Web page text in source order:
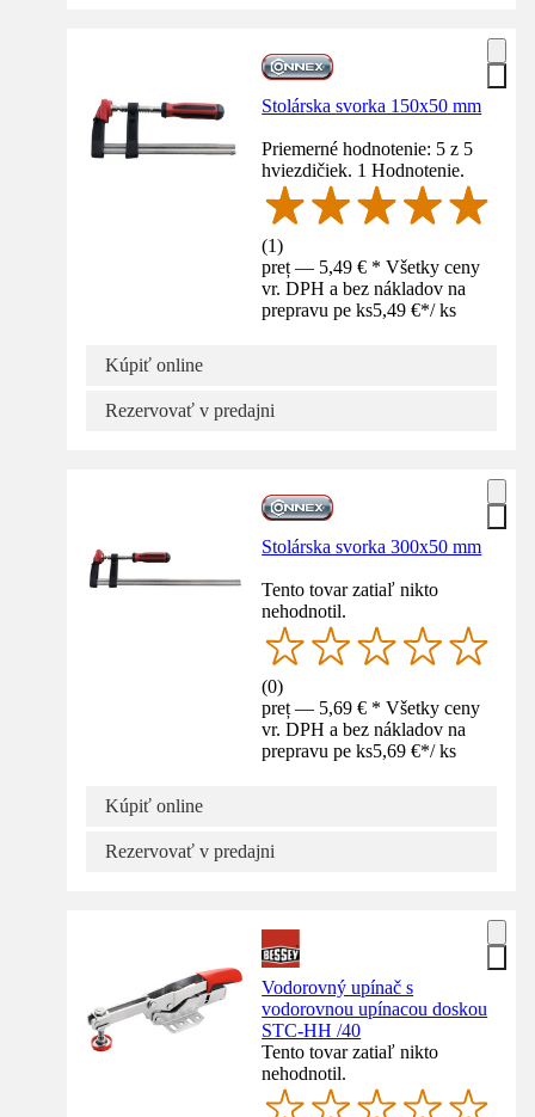
Stolárska svorka 150x50 mm
Priemerné hodnotenie: 5 z 5
hviezdičiek. 1 Hodnotenie.
(1)
preț — 5,49 € * Všetky ceny
vr. DPH a bez nákladov na
prepravu pe ks5,49 €*/ ks
Kúpiť online
Rezervovať v predajni
Stolárska svorka 300x50 mm
Tento tovar zatiaľ nikto
nehodnotil.
(0)
preț — 5,69 € * Všetky ceny
vr. DPH a bez nákladov na
prepravu pe ks5,69 €*/ ks
Kúpiť online
Rezervovať v predajni
Vodorovný upínač s
vodorovnou upínacou doskou
STC-HH /40
Tento tovar zatiaľ nikto
nehodnotil.